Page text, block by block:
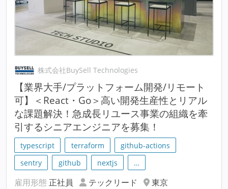
株式会社BuySell Technologies
【業界大手/プラットフォーム開発/リモート
可】＜React・Go＞高い開発生産性とリアル
な課題解決！急成長リユース事業の組織を牽
引するシニアエンジニアを募集！
typescript terraform
github-actions
sentry
github nextjs …
雇用形態 正社員 テックリード
東京